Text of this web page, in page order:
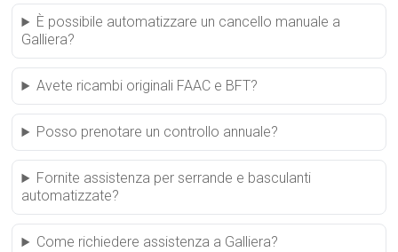
È possibile automatizzare un cancello manuale a
Galliera?
Avete ricambi originali FAAC e BFT?
Posso prenotare un controllo annuale?
Fornite assistenza per serrande e basculanti
automatizzate?
Come richiedere assistenza a Galliera?